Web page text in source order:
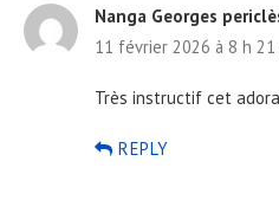
Nanga Georges
11 février 2026 à 8 h 21
Très instructif cet
REPLY